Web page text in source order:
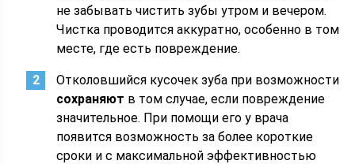
не забывать чистить зубы утром и вечером.
Чистка проводится аккуратно, особенно в том
месте, где есть повреждение.
Отколовшийся кусочек зуба при возможности
сохраняют в том случае, если повреждение
значительное. При помощи его у врача
появится возможность за более короткие
сроки и с максимальной эффективностью